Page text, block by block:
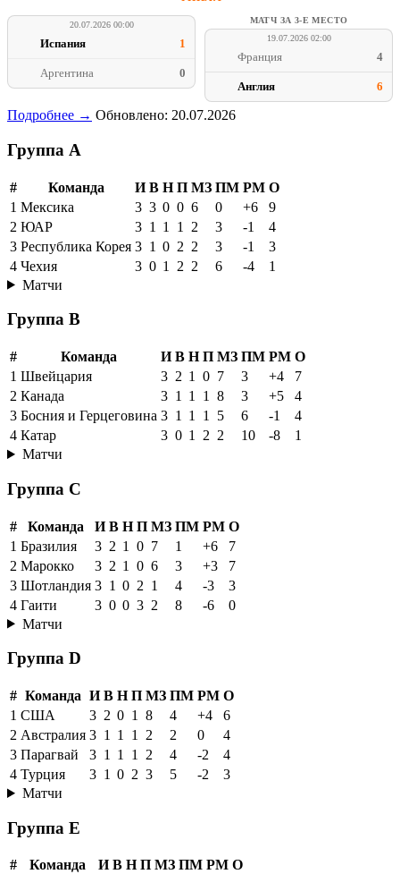
20.07.2026 00:00
Испания 1
Аргентина 0
МАТЧ ЗА 3-Е МЕСТО
19.07.2026 02:00
Франция 4
Англия 6
Подробнее → Обновлено: 20.07.2026
Группа A
# Команда И В Н П МЗ ПМ РМ О
1 Мексика 3 3 0 0 6 0 +6
9
2 ЮАР 3 1 1 1 2 3 -1
4
3 Республика Корея 3 1 0 2 2 3 -1
3
4 Чехия 3 0 1 2 2 6 -4
1
Матчи
Группа B
# Команда И В Н П МЗ ПМ РМ О
1 Швейцария 3 2 1 0 7 3 +4
7
2 Канада 3 1 1 1 8 3 +5
4
3 Босния и Герцеговина 3 1 1 1 5 6 -1
4
4 Катар 3 0 1 2 2 10 -8
1
Матчи
Группа C
# Команда И В Н П МЗ ПМ РМ О
1 Бразилия 3 2 1 0 7 1 +6
7
2 Марокко 3 2 1 0 6 3 +3
7
3 Шотландия 3 1 0 2 1 4 -3
3
4 Гаити 3 0 0 3 2 8 -6
0
Матчи
Группа D
# Команда И В Н П МЗ ПМ РМ О
1 США 3 2 0 1 8 4 +4
6
2 Австралия 3 1 1 1 2 2 0
4
3 Парагвай 3 1 1 1 2 4 -2
4
4 Турция 3 1 0 2 3 5 -2
3
Матчи
Группа E
# Команда И В Н П МЗ ПМ РМ О